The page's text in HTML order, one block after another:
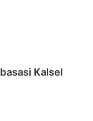
Kalsel